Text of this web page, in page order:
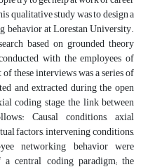
qualitative study was to design a
behavior at Lorestan University.
based on grounded theory
with the employees of
these interviews was a series of
and extracted during the open
coding stage, the link between
Causal conditions, axial
factors, intervening conditions,
networking behavior were
central coding paradigm; the